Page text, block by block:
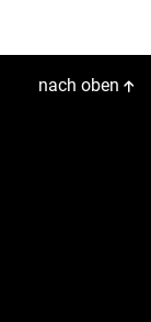
nach oben